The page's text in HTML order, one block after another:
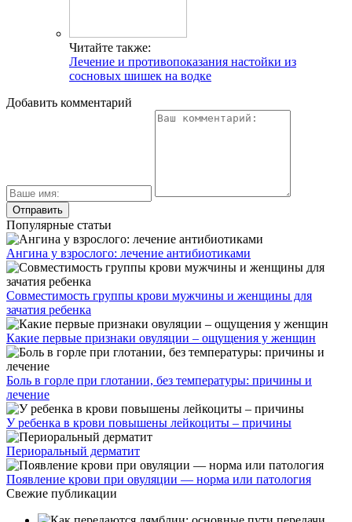
Читайте также:
Лечение и противопоказания настойки из
сосновых шишек на водке
Добавить комментарий
Популярные статьи
Ангина у взрослого: лечение антибиотиками
Совместимость группы крови мужчины и женщины для
зачатия ребенка
Какие первые признаки овуляции – ощущения у женщин
Боль в горле при глотании, без температуры: причины и
лечение
У ребенка в крови повышены лейкоциты – причины
Периоральный дерматит
Появление крови при овуляции — норма или патология
Свежие публикации